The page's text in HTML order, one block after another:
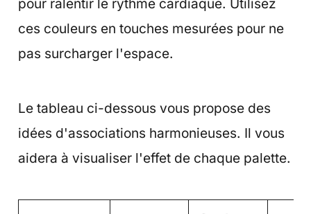
pour ralentir le rythme cardiaque. Utilisez
ces couleurs en touches mesurées pour ne
pas surcharger l'espace.
Le tableau ci-dessous vous propose des
idées d'associations harmonieuses. Il vous
aidera à visualiser l'effet de chaque palette.